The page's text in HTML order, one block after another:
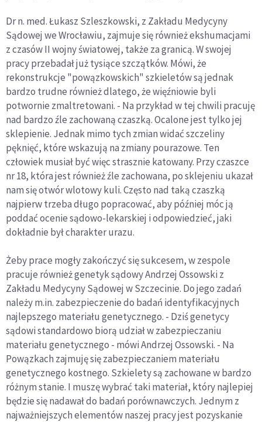
Dr n. med. Łukasz Szleszkowski, z Zakładu Medycyny
Sądowej we Wrocławiu, zajmuje się również ekshumacjami
z czasów II wojny światowej, także za granicą. W swojej
pracy przebadał już tysiące szczątków. Mówi, że
rekonstrukcje "powązkowskich" szkieletów są jednak
bardzo trudne również dlatego, że więźniowie byli
potwornie zmaltretowani. - Na przykład w tej chwili pracuję
nad bardzo źle zachowaną czaszką. Ocalone jest tylko jej
sklepienie. Jednak mimo tych zmian widać szczeliny
pęknięć, które wskazują na zmiany pourazowe. Ten
człowiek musiał być więc strasznie katowany. Przy czaszce
nr 18, która jest również źle zachowana, po sklejeniu ukazał
nam się otwór wlotowy kuli. Często nad taką czaszką
najpierw trzeba długo popracować, aby później móc ją
poddać ocenie sądowo-lekarskiej i odpowiedzieć, jaki
dokładnie był charakter urazu.
Żeby prace mogły zakończyć się sukcesem, w zespole
pracuje również genetyk sądowy Andrzej Ossowski z
Zakładu Medycyny Sądowej w Szczecinie. Do jego zadań
należy m.in. zabezpieczenie do badań identyfikacyjnych
najlepszego materiału genetycznego. - Dziś genetycy
sądowi standardowo biorą udział w zabezpieczaniu
materiału genetycznego - mówi Andrzej Ossowski. - Na
Powązkach zajmuję się zabezpieczaniem materiału
genetycznego kostnego. Szkielety są zachowane w bardzo
różnym stanie. I muszę wybrać taki materiał, który najlepiej
będzie się nadawał do badań porównawczych. Jednym z
najważniejszych elementów naszej pracy jest pozyskanie